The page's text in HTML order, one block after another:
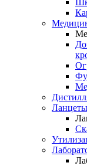
Ланцеты